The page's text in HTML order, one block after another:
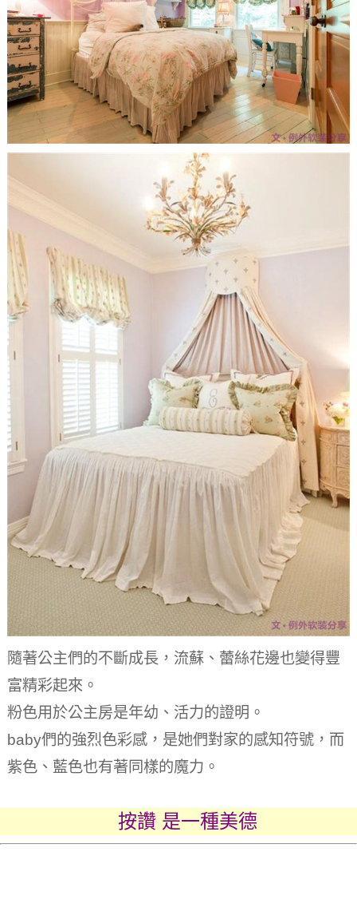
隨著公主們的不斷成長，流蘇、蕾絲花邊也變得豐
富精彩起來。
粉色用於公主房是年幼、活力的證明。
baby們的強烈色彩感，是她們對家的感知符號，而
紫色、藍色也有著同樣的魔力。
按讚 是一種美德